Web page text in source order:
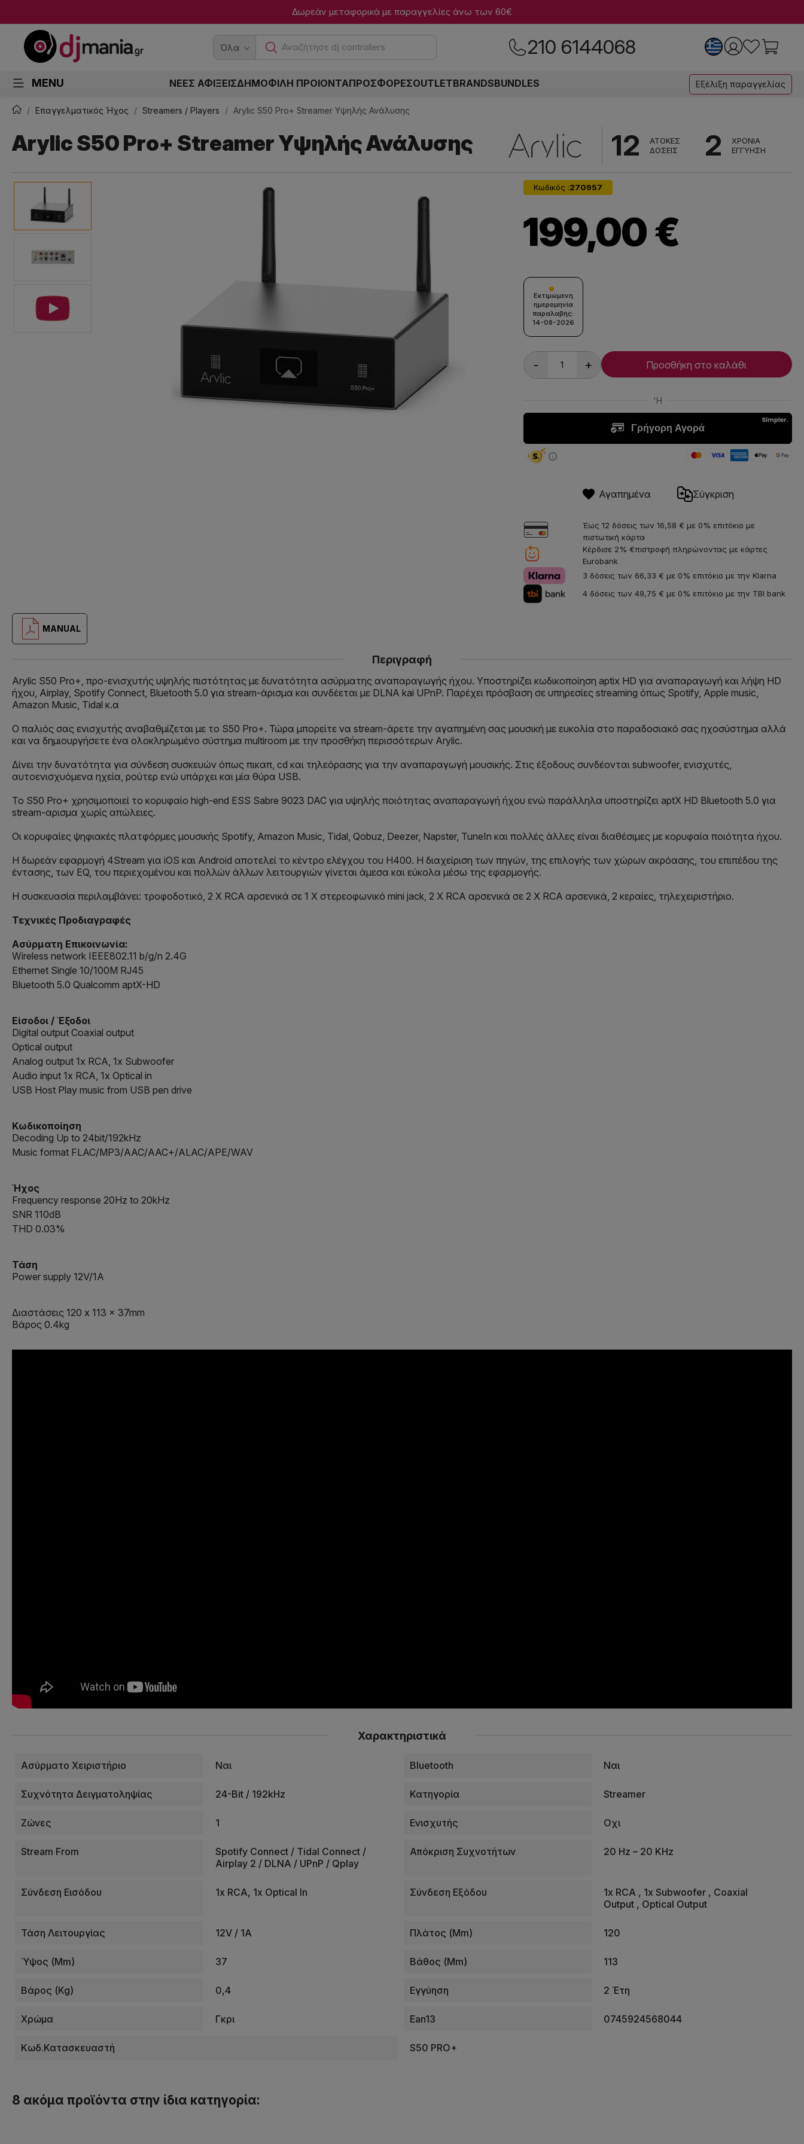
Δωρεάν μεταφορικά με παραγγελίες άνω των 60€
Όλα Α 210 6144068
MENU ΝΕΕΣ ΑΦΙΞΕΙΣΔΗΜΟΦΙΛΗ ΠΡΟΙΟΝΤΑΠΡΟΣΦΟΡΕΣOUTLETBRANDSBUNDLES Εξέλιξη παραγγελίας
Επαγγελματικός Ήχος Streamers / Players Arylic S50 Pro+ Streamer Υψηλής Ανάλυσης
Arylic S50 Pro+ Streamer Υψηλής Ανάλυσης 12
ΑΤΟΚΕΣ
ΔΟΣΕΙΣ
2
ΧΡΟΝΙΑ
ΕΓΓΥΗΣΗ
Κωδικός :270957
199,00 €
Εκτιμώμενη
ημερομηνία
παραλαβής:
14-08-2026
- + Προσθήκη στο καλάθι
Αγαπημένα Σύγκριση
Έως 12 δόσεις των 16,58 € με 0% επιτόκιο με
πιστωτική κάρτα
Κέρδισε 2% €πιστροφή πληρώνοντας με κάρτες
Eurobank
3 δόσεις των 66,33 € με 0% επιτόκιο με την Klarna
4 δόσεις των 49,75 € με 0% επιτόκιο με την TBI bank
MANUAL
Περιγραφή
Arylic S50 Pro+, προ-ενισχυτής υψηλής πιστότητας με δυνατότητα ασύρματης αναπαραγωγής ήχου. Υποστηρίζει κωδικοποίηση aptix HD για αναπαραγωγή και λήψη HD
ήχου, Airplay, Spotify Connect, Bluetooth 5.0 για stream-άρισμα και συνδέεται με DLNA kai UPnP. Παρέχει πρόσβαση σε υπηρεσίες streaming όπως Spotify, Apple music,
Amazon Music, Tidal κ.α
Ο παλιός σας ενισχυτής αναβαθμίζεται με το S50 Pro+. Τώρα μπορείτε να stream-άρετε την αγαπημένη σας μουσική με ευκολία στο παραδοσιακό σας ηχοσύστημα αλλά
και να δημιουργήσετε ένα ολοκληρωμένο σύστημα multiroom με την προσθήκη περισσότερων Arylic.
Δίνει την δυνατότητα για σύνδεση συσκευών όπως πικαπ, cd και τηλεόρασης για την αναπαραγωγή μουσικής. Στις έξοδους συνδέονται subwoofer, ενισχυτές,
αυτοενισχυόμενα ηχεία, ρούτερ ενώ υπάρχει και μία θύρα USB.
Το S50 Pro+ χρησιμοποιεί το κορυφαίο high-end ESS Sabre 9023 DAC για υψηλής ποιότητας αναπαραγωγή ήχου ενώ παράλληλα υποστηρίζει aptX HD Bluetooth 5.0 για
stream-αρισμα χωρίς απώλειες.
Οι κορυφαίες ψηφιακές πλατφόρμες μουσικής Spotify, Amazon Music, Tidal, Qobuz, Deezer, Napster, TuneIn και πολλές άλλες είναι διαθέσιμες με κορυφαία ποιότητα ήχου.
Η δωρεάν εφαρμογή 4Stream για iOS και Android αποτελεί το κέντρο ελέγχου του H400. Η διαχείριση των πηγών, της επιλογής των χώρων ακρόασης, του επιπέδου της
έντασης, των EQ, του περιεχομένου και πολλών άλλων λειτουργιών γίνεται άμεσα και εύκολα μέσω της εφαρμογής.
Η συσκευασία περιλαμβάνει: τροφοδοτικό, 2 X RCA αρσενικά σε 1 X στερεοφωνικό mini jack, 2 X RCA αρσενικά σε 2 X RCA αρσενικά, 2 κεραίες, τηλεχειριστήριο.
Τεχνικές Προδιαγραφές
Ασύρματη Επικοινωνία:
Wireless network IEEE802.11 b/g/n 2.4G
Ethernet Single 10/100M RJ45
Bluetooth 5.0 Qualcomm aptX-HD
Είσοδοι / Έξοδοι
Digital output Coaxial output
Optical output
Analog output 1x RCA, 1x Subwoofer
Audio input 1x RCA, 1x Optical in
USB Host Play music from USB pen drive
Κωδικοποίηση
Decoding Up to 24bit/192kHz
Music format FLAC/MP3/AAC/AAC+/ALAC/APE/WAV
Ήχος
Frequency response 20Hz to 20kHz
SNR 110dB
THD 0.03%
Τάση
Power supply 12V/1A
Διαστάσεις 120 x 113 x 37mm
Βάρος 0.4kg
Χαρακτηριστικά
Ασύρματο Χειριστήριο Ναι Bluetooth Ναι
Συχνότητα Δειγματοληψίας 24-Bit / 192kHz Κατηγορία Streamer
Ζώνες 1 Ενισχυτής Οχι
Stream From
Spotify Connect / Tidal Connect /
Airplay 2 / DLNA / UPnP / Qplay
Απόκριση Συχνοτήτων 20 Hz – 20 KHz
Σύνδεση Εισόδου 1x RCA, 1x Optical In Σύνδεση Εξόδου
1x RCA , 1x Subwoofer , Coaxial
Output , Optical Output
Τάση Λειτουργίας 12V / 1A Πλάτος (mm) 120
Ύψος (mm) 37 Βάθος (mm) 113
Βάρος (kg) 0,4 Εγγύηση 2 Έτη
Χρώμα Γκρι Ean13 0745924568044
Κωδ.Κατασκευαστή S50 PRO+
8 ακόμα προϊόντα στην ίδια κατηγορία: